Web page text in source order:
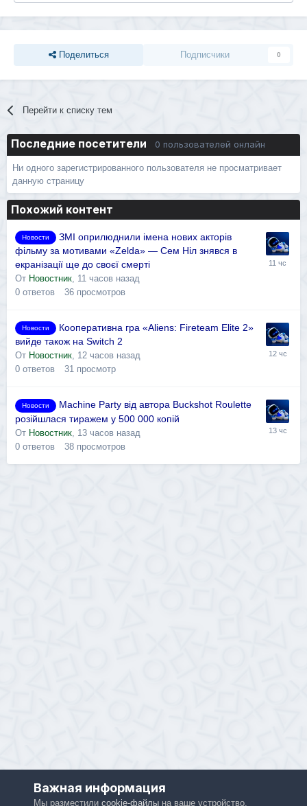
Поделиться Подписчики 0
Перейти к списку тем
Последние посетители 0 пользователей онлайн
Ни одного зарегистрированного пользователя не просматривает
данную страницу
Похожий контент
Новости
ЗМІ оприлюднили імена нових акторів
фільму за мотивами «Zelda» — Сем Ніл знявся в
екранізації ще до своєї смерті
От Новостник 11 часов назад
0 ответов 36 просмотров
Новости
Кооперативна гра «Aliens: Fireteam Elite 2»
вийде також на Switch 2
От Новостник, 12 часов назад
0 ответов 31 просмотр
Новости
Machine Party від автора Buckshot Roulette
розійшлася тиражем у 500 000 копій
От Новостник 13 часов назад
0 ответов 38 просмотров
Важная информация
Мы разместили cookie-файлына ваше устройство,